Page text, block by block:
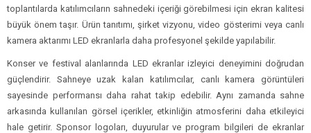
toplantılarda katılımcıların sahnedeki içeriği görebilmesi için ekran kalitesi
büyük önem taşır. Ürün tanıtımı, şirket vizyonu, video gösterimi veya canlı
kamera aktarımı LED ekranlarla daha profesyonel şekilde yapılabilir.
Konser ve festival alanlarında LED ekranlar izleyici deneyimini doğrudan
güçlendirir. Sahneye uzak kalan katılımcılar, canlı kamera görüntüleri
sayesinde performansı daha rahat takip edebilir. Aynı zamanda sahne
arkasında kullanılan görsel içerikler, etkinliğin atmosferini daha etkileyici
hale getirir. Sponsor logoları, duyurular ve program bilgileri de ekranlar